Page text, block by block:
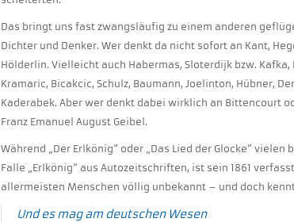
Das bringt uns fast zwangsläufig zu einem anderen
Dichter und Denker. Wer denkt da nicht sofort an Kant,
Hölderlin. Vielleicht auch Habermas, Sloterdijk bzw. Kafka,
Kramaric, Bicakcic, Schulz, Baumann, Joelinton, Hübner,
Kaderabek. Aber wer denkt dabei wirklich an Bittencourt
Franz Emanuel August Geibel.
Während „Der Erlkönig“ oder „Das Lied der Glocke“
Falle „Erlkönig“ aus Autozeitschriften, ist sein 1861
allermeisten Menschen völlig unbekannt – und doch
Und es mag am deutschen Wesen